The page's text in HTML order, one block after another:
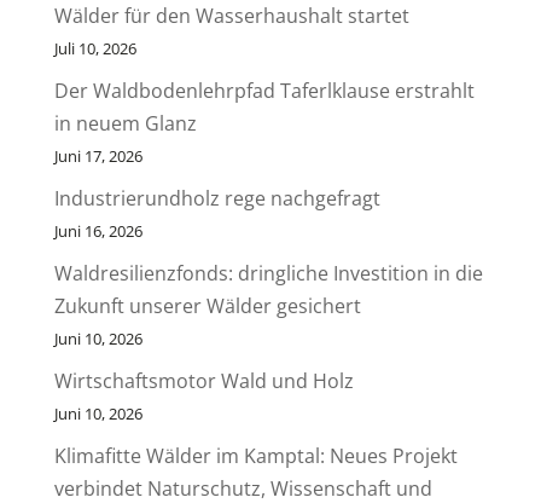
Wälder für den Wasserhaushalt startet
Juli 10, 2026
Der Waldbodenlehrpfad Taferlklause erstrahlt
in neuem Glanz
Juni 17, 2026
Industrierundholz rege nachgefragt
Juni 16, 2026
Waldresilienzfonds: dringliche Investition in die
Zukunft unserer Wälder gesichert
Juni 10, 2026
Wirtschaftsmotor Wald und Holz
Juni 10, 2026
Klimafitte Wälder im Kamptal: Neues Projekt
verbindet Naturschutz, Wissenschaft und